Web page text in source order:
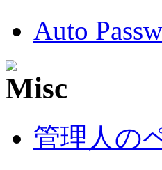
Auto
管理人の